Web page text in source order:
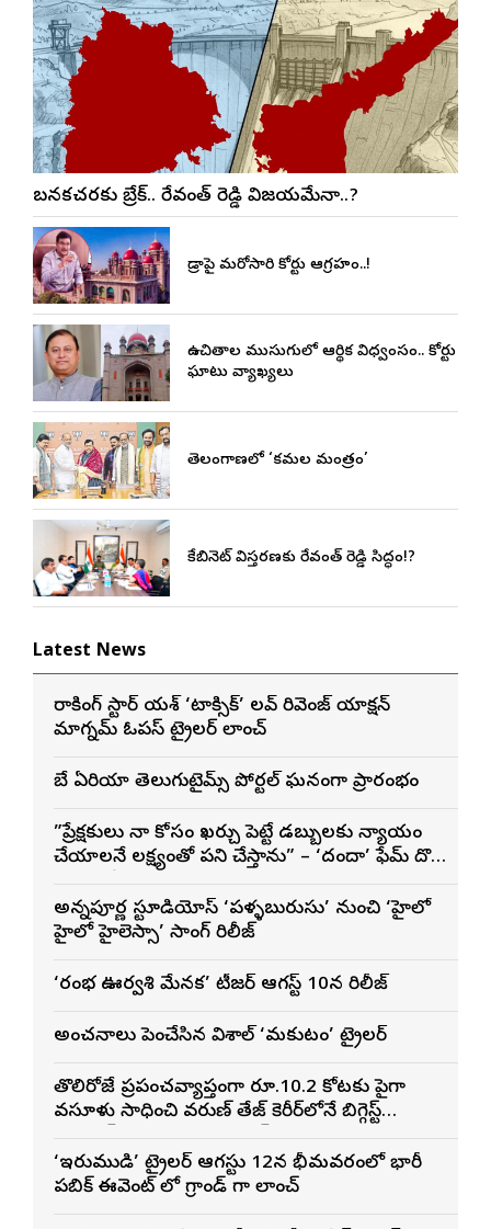
బనకచర్లకు బ్రేక్.. రేవంత్ రెడ్డి విజయమేనా..?
హైడ్రాపై మరోసారి హైకోర్టు ఆగ్రహం..!
ఉచితాల ముసుగులో ఆర్థిక విధ్వంసం.. హైకోర్టు
ఘాటు వ్యాఖ్యలు
తెలంగాణలో ‘కమల మంత్రం’
కేబినెట్ విస్తరణకు రేవంత్ రెడ్డి సిద్ధం!?
Latest News
రాకింగ్ స్టార్ యశ్ ‘టాక్సిక్’ లవ్ రివెంజ్ యాక్షన్
మాగ్నమ్ ఓపస్‌ ట్రైలర్ లాంచ్
బే ఏరియా తెలుగుటైమ్స్ పోర్టల్ ఘనంగా ప్రారంభం
”ప్రేక్షకులు నా కోసం ఖర్చు పెట్టే డబ్బులకు న్యాయం
చేయాలనే లక్ష్యంతో పని చేస్తాను” – ‘దందా’ ఫేమ్ దొర
అన్నపూర్ణ స్టూడియోస్ ‘పళ్ళబురుసు’ నుంచి ‘హైలో
హైలో హైలెస్సా’ సాంగ్ రిలీజ్
‘రంభ ఊర్వశి మేనక’ టీజర్ ఆగస్ట్ 10న రిలీజ్
అంచనాలు పెంచేసిన విశాల్ ‘మకుటం’ ట్రైలర్
తొలిరోజే ప్రపంచవ్యాప్తంగా రూ.10.2 కోట్లకు పైగా
వసూళ్లు సాధించి వరుణ్ తేజ్ కెరీర్‌లోనే బిగ్గెస్ట్
‘ఇరుముడి’ ట్రైలర్ ఆగస్టు 12న భీమవరంలో భారీ
పబ్లిక్ ఈవెంట్ లో గ్రాండ్ గా లాంచ్